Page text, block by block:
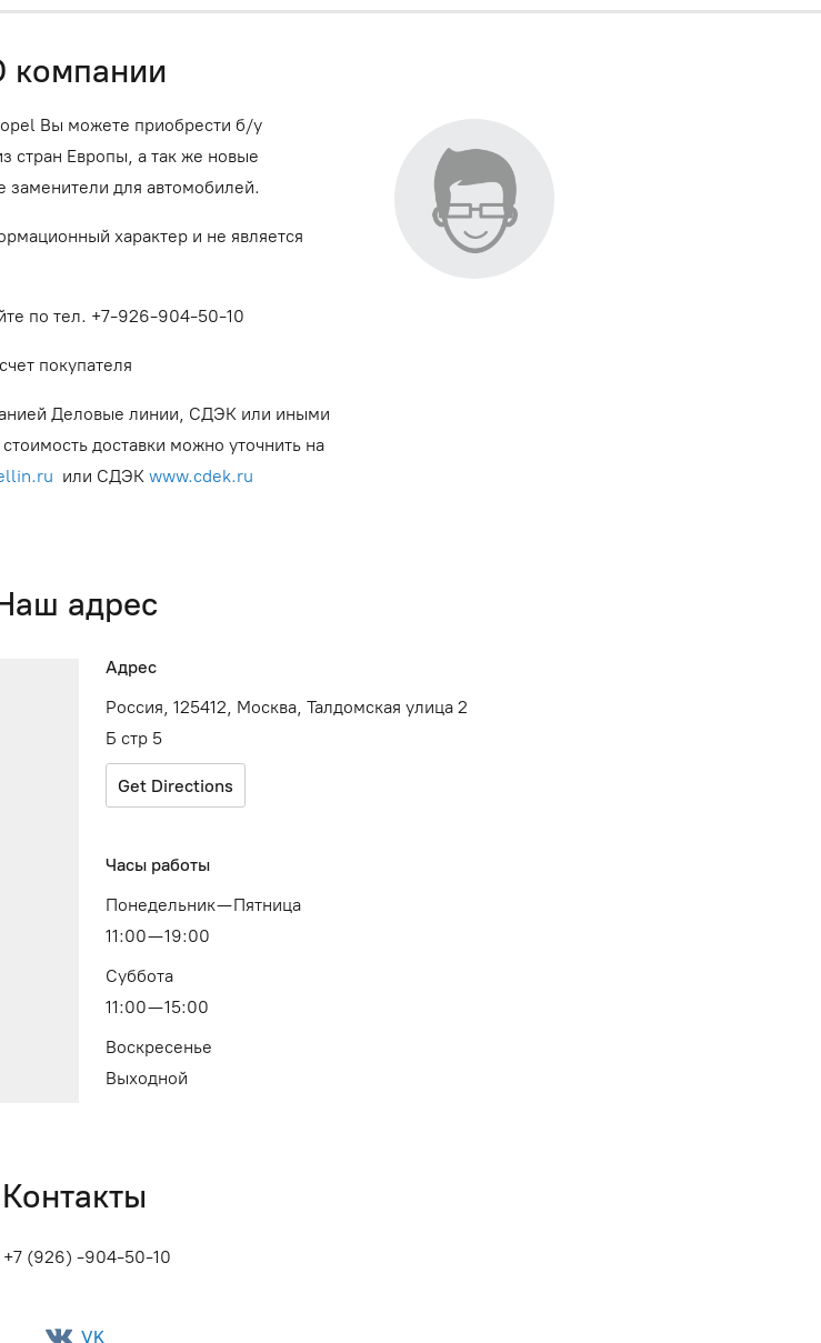
компании
Вы можете приобрести б/у
стран Европы, а так же новые
заменители для автомобилей.
характер и не является
по тел. +7-926-904-50-10
покупателя
Деловые линии, СДЭК или иными
доставки можно уточнить на
или СДЭК www.cdek.ru
адрес
Адрес
Россия, 125412, Москва, Талдомская улица 2
Б стр 5
Get Directions
Часы работы
Понедельник — Пятница
11:00 — 19:00
Суббота
11:00 — 15:00
Воскресенье
Выходной
Контакты
+7 (926) -904-50-10
VK